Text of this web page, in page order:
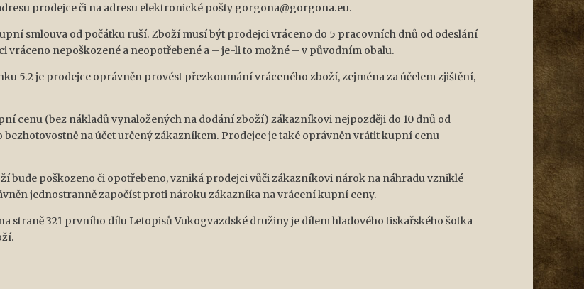
prodejce či na adresu elektronické pošty gorgona@gorgona.eu.
smlouva od počátku ruší. Zboží musí být prodejci vráceno do 5 pracovních dnů od odeslání
nepoškozené a neopotřebené a – je-li to možné – v původním obalu.
5.2 je prodejce oprávněn provést přezkoumání vráceného zboží, zejména za účelem zjištění,
cenu (bez nákladů vynaložených na dodání zboží) zákazníkovi nejpozději do 10 dnů od
na účet určený zákazníkem. Prodejce je také oprávněn vrátit kupní cenu
bude poškozeno či opotřebeno, vzniká prodejci vůči zákazníkovi nárok na náhradu vzniklé
jednostranně započíst proti nároku zákazníka na vrácení kupní ceny.
straně 321 prvního dílu Letopisů Vukogvazdské družiny je dílem hladového tiskařského šotka